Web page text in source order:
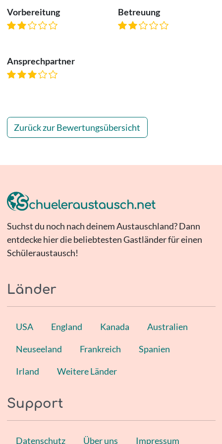
Vorbereitung Betreuung
Ansprechpartner
Zurück zur Bewertungsübersicht
Suchst du noch nach deinem Austauschland? Dann
entdecke hier die beliebtesten Gastländer für einen
Schüleraustausch!
Länder
USA England Kanada Australien
Neuseeland Frankreich Spanien
Irland Weitere Länder
Support
Datenschutz Über uns Impressum